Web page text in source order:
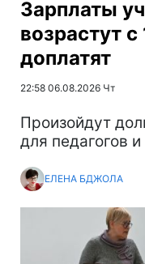
Зарплаты
возрастут с
доплатят
22:58 06.08.2026 Чт
Произойдут
для педагогов и
ЕЛЕНА БДЖОЛА